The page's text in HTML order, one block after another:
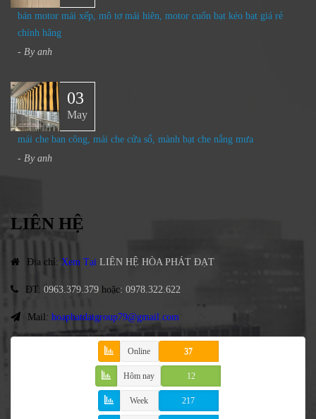
bán motor mái xếp, mô tơ mái hiên, motor cuốn bạt kéo bạt giá rẻ
chính hãng
- By anh
03
May
mái che ban công, mái che cửa sổ, mành bạt che nắng mưa
- By anh
LIÊN HỆ
Địa chỉ: Xem Tại LIÊN HỆ HÒA PHÁT ĐẠT
ĐT: 0963.379.379 hoặc: 0978.322.622
Mail: hoaphatdatgroup79@gmail.com
Online 37
Hôm nay 12
Week 217